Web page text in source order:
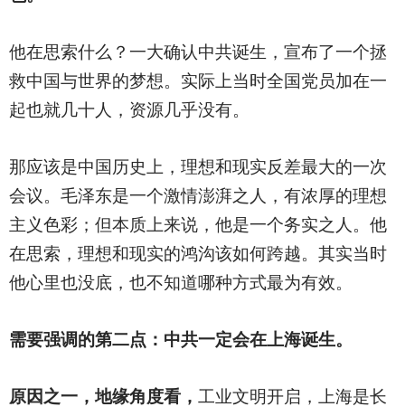
他在思索什么？一大确认中共诞生，宣布了一个拯
救中国与世界的梦想。实际上当时全国党员加在一
起也就几十人，资源几乎没有。
那应该是中国历史上，理想和现实反差最大的一次
会议。毛泽东是一个激情澎湃之人，有浓厚的理想
主义色彩；但本质上来说，他是一个务实之人。他
在思索，理想和现实的鸿沟该如何跨越。其实当时
他心里也没底，也不知道哪种方式最为有效。
需要强调的第二点：中共一定会在上海诞生。
原因之一，地缘角度看， 工业文明开启，上海是长